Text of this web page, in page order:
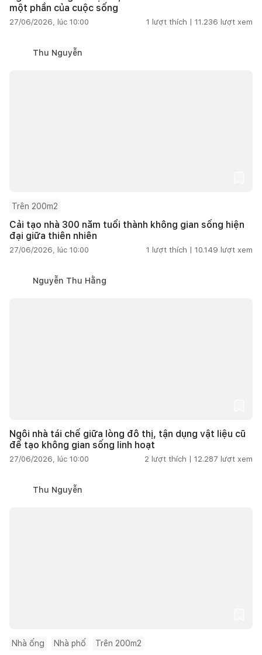
một phần của cuộc sống
27/06/2026, lúc 10:00 1 lượt thích | 11.236 lượt xem
Thu Nguyễn
Trên 200m2
Cải tạo nhà 300 năm tuổi thành không gian sống hiện
đại giữa thiên nhiên
27/06/2026, lúc 10:00 1 lượt thích | 10.149 lượt xem
Nguyễn Thu Hằng
Ngôi nhà tái chế giữa lòng đô thị, tận dụng vật liệu cũ
để tạo không gian sống linh hoạt
27/06/2026, lúc 10:00 2 lượt thích | 12.287 lượt xem
Thu Nguyễn
Nhà ống Nhà phố Trên 200m2